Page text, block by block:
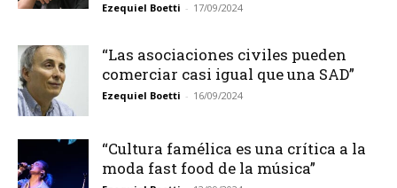
Ezequiel Boetti - 17/09/2024
“Las asociaciones civiles pueden
comerciar casi igual que una SAD”
Ezequiel Boetti - 16/09/2024
“Cultura famélica es una crítica a la
moda fast food de la música”